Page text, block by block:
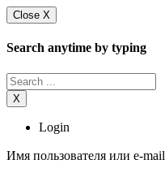
Close X
Search anytime by typing
X
Login
Имя пользователя или e-mail